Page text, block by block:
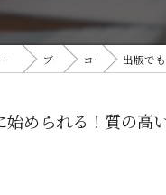
電子書籍の出版なら株式会社ちょんまげコーポレーション ブログ コラム 出版でも気軽に始められ
始められる！質の高